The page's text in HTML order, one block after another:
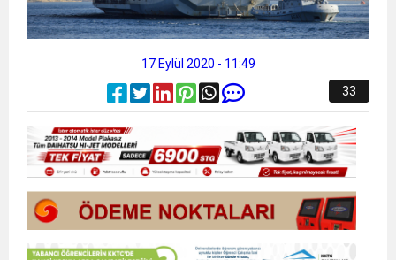
17 Eylül 2020 - 11:49
33